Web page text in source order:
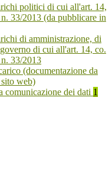
politici di cui all'art. 14,
33/2013 (da pubblicare in
di amministrazione, di
di cui all'art. 14, co.
33/2013
(documentazione da
web)
comunicazione dei dati 1